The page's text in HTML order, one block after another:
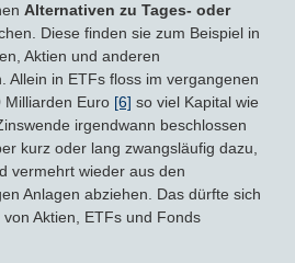
Alternativen zu Tages- oder
Diese finden sie zum Beispiel in
Aktien und anderen
Allein in ETFs floss im vergangenen
Milliarden Euro [6] so viel Kapital wie
irgendwann beschlossen
kurz oder lang zwangsläufig dazu,
vermehrt wieder aus den
Anlagen abziehen. Das dürfte sich
Aktien, ETFs und Fonds